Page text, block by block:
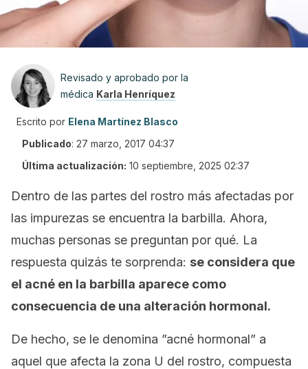
Revisado y aprobado por la
médica Karla Henríquez
Escrito por Elena Martínez Blasco
Publicado: 27 marzo, 2017 04:37
Última actualización: 10 septiembre, 2025 02:37
Dentro de las partes del rostro más afectadas por
las impurezas se encuentra la barbilla. Ahora,
muchas personas se preguntan por qué. La
respuesta quizás te sorprenda: se considera que
el acné en la barbilla aparece como
consecuencia de una alteración hormonal.
De hecho, se le denomina ”acné hormonal” a
aquel que afecta la zona U del rostro, compuesta